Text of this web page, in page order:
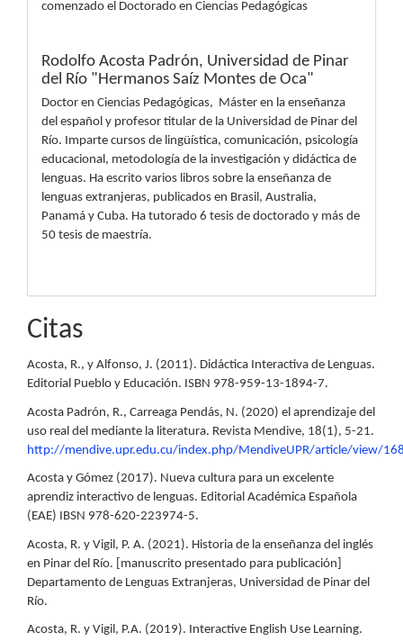
comenzado el Doctorado en Ciencias Pedagógicas
Rodolfo Acosta Padrón, Universidad de Pinar
del Río "Hermanos Saíz Montes de Oca"
Doctor en Ciencias Pedagógicas, Máster en la enseñanza
del español y profesor titular de la Universidad de Pinar del
Río. Imparte cursos de lingüística, comunicación, psicología
educacional, metodología de la investigación y didáctica de
lenguas. Ha escrito varios libros sobre la enseñanza de
lenguas extranjeras, publicados en Brasil, Australia,
Panamá y Cuba. Ha tutorado 6 tesis de doctorado y más de
50 tesis de maestría.
Citas
Acosta, R., y Alfonso, J. (2011). Didáctica Interactiva de Lenguas.
Editorial Pueblo y Educación. ISBN 978-959-13-1894-7.
Acosta Padrón, R., Carreaga Pendás, N. (2020) el aprendizaje del
uso real del mediante la literatura. Revista Mendive, 18(1), 5-21.
http://mendive.upr.edu.cu/index.php/MendiveUPR/article/view/
Acosta y Gómez (2017). Nueva cultura para un excelente
aprendiz interactivo de lenguas. Editorial Académica Española
(EAE) IBSN 978-620-223974-5.
Acosta, R. y Vigil, P. A. (2021). Historia de la enseñanza del inglés
en Pinar del Río. [manuscrito presentado para publicación]
Departamento de Lenguas Extranjeras, Universidad de Pinar del
Río.
Acosta, R. y Vigil, P.A. (2019). Interactive English Use Learning.